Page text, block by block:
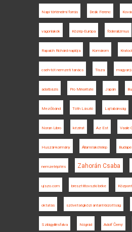
Napi történelmi forrás Deák Ferenc
vagonlakók Közép-Európa föderalizmus
Rapaich Richárd naplója Komárom
cseh-tót nemzeti tanács Tisza magyar-
adatbázis Pro Minoritate Japán
Mezőbánd Tóth László Lajtabánság
Noran Libro kézirat Az Est Vasile
Huszár-kormány Állami lakótelep
nemzetépítés Zahorán Csaba
ujszo.com breszt-litovszki béke
oktatás szövetségközi antant-bizottság
Szilágyillésfalva Nógrád Adolf Černý